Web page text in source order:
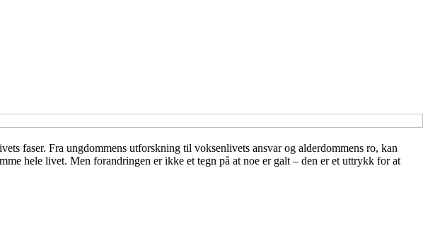
faser. Fra ungdommens utforskning til voksenlivets ansvar og alderdommens ro, kan
hele livet. Men forandringen er ikke et tegn på at noe er galt – den er et uttrykk for at